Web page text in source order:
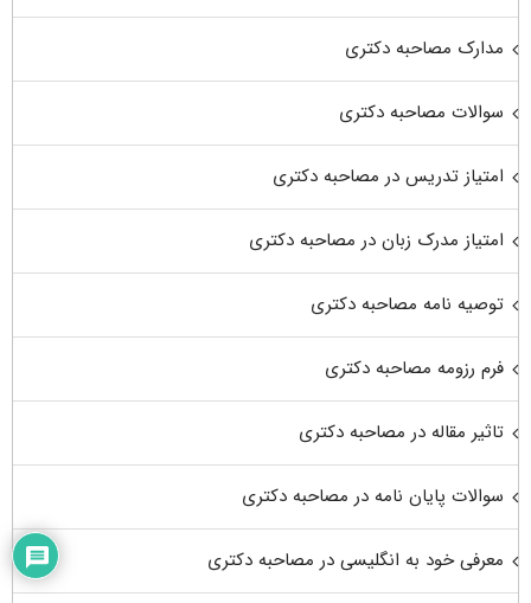
مدارک مصاحبه دکتری
سوالات مصاحبه دکتری
امتیاز تدریس در مصاحبه دکتری
امتیاز مدرک زبان در مصاحبه دکتری
توصیه نامه مصاحبه دکتری
فرم رزومه مصاحبه دکتری
تاثیر مقاله در مصاحبه دکتری
سوالات پایان نامه در مصاحبه دکتری
معرفی خود به انگلیسی در مصاحبه دکتری